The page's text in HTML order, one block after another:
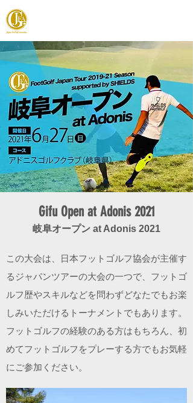
Gifu Open at Adonis 2021
岐阜オープン at Adonis 2021
この大会は、
日本フットゴルフ協会が主催す
るジャパンツアーの大会の一つで、フットゴ
ルフ歴やスキルなどを問わずどなたでもお楽
しみいただけるトーナメントでもあります。
​フットゴルフの経験のある方はもちろん、初
めてフットゴルフをプレーする方でもお気軽
にご参加ください。